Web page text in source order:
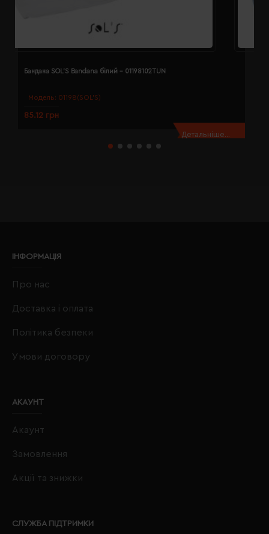
Модель: 01198(SOL’S)
Бандана SOL'S Bandana білий - 01198102TUN
85.12 грн
Детальніше...
ІНФОРМАЦІЯ
Про нас
Доставка і оплата
Політика безпеки
Умови договору
АКАУНТ
Акаунт
Замовлення
Акції та знижки
СЛУЖБА ПІДТРИМКИ